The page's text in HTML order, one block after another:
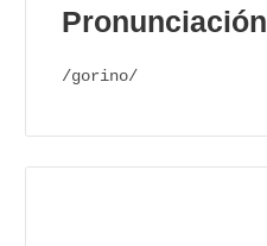
Pronunciación
/gorino/